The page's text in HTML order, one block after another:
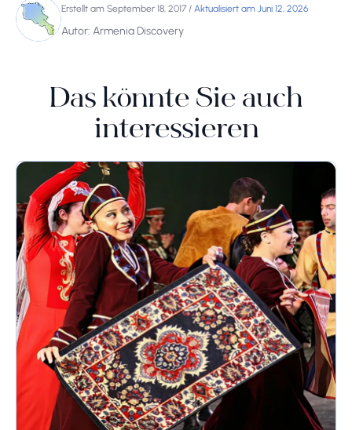
Erstellt am September 18, 2017 / Aktualisiert am Juni 12, 2026
Autor: Armenia Discovery
Das könnte Sie auch
interessieren